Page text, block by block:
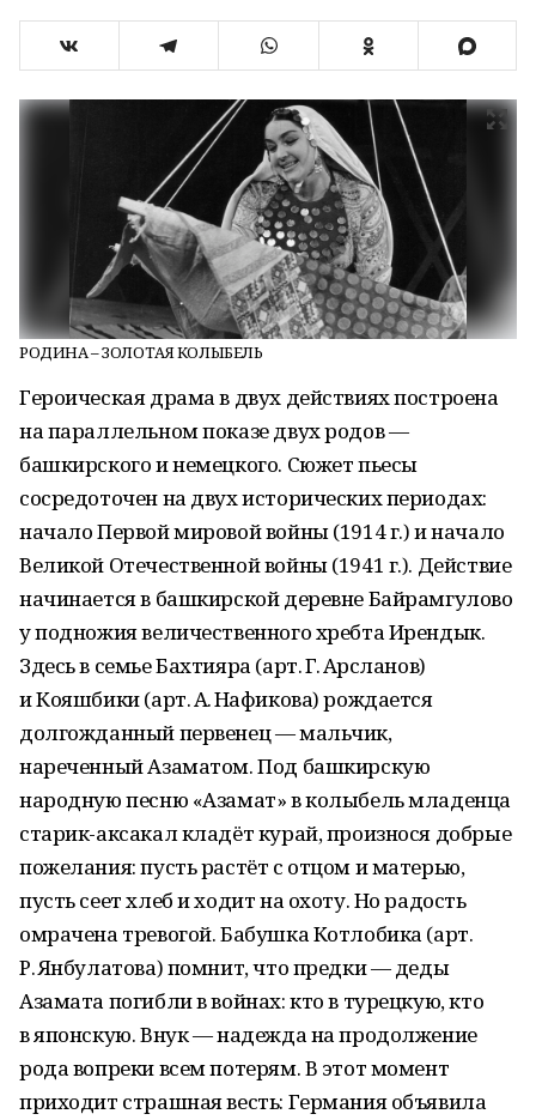
РОДИНА – ЗОЛОТАЯ КОЛЫБЕЛЬ
Героическая драма в двух действиях построена
на параллельном показе двух родов —
башкирского и немецкого. Сюжет пьесы
сосредоточен на двух исторических периодах:
начало Первой мировой войны (1914 г.) и начало
Великой Отечественной войны (1941 г.). Действие
начинается в башкирской деревне Байрамгулово
у подножия величественного хребта Ирендык.
Здесь в семье Бахтияра (арт. Г. Арсланов)
и Кояшбики (арт. А. Нафикова) рождается
долгожданный первенец — мальчик,
нареченный Азаматом. Под башкирскую
народную песню «Азамат» в колыбель младенца
старик-аксакал кладёт курай, произнося добрые
пожелания: пусть растёт с отцом и матерью,
пусть сеет хлеб и ходит на охоту. Но радость
омрачена тревогой. Бабушка Котлобика (арт.
Р. Янбулатова) помнит, что предки — деды
Азамата погибли в войнах: кто в турецкую, кто
в японскую. Внук — надежда на продолжение
рода вопреки всем потерям. В этот момент
приходит страшная весть: Германия объявила